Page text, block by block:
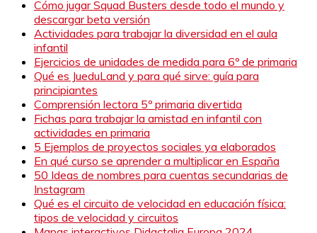
Cómo jugar Squad Busters desde todo el mundo y
descargar beta versión
Actividades para trabajar la diversidad en el aula
infantil
Ejercicios de unidades de medida para 6º de primaria
Qué es JueduLand y para qué sirve: guía para
principiantes
Comprensión lectora 5º primaria divertida
Fichas para trabajar la amistad en infantil con
actividades en primaria
5 Ejemplos de proyectos sociales ya elaborados
En qué curso se aprender a multiplicar en España
50 Ideas de nombres para cuentas secundarias de
Instagram
Qué es el circuito de velocidad en educación física:
tipos de velocidad y circuitos